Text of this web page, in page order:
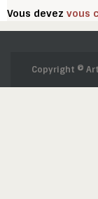
Vous devez vous
Copyright ©